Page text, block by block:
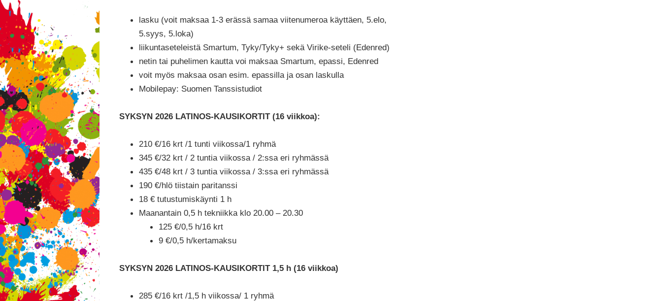
lasku (voit maksaa 1-3 erässä samaa viitenumeroa käyttäen, 5.elo,
5.syys, 5.loka)
liikuntaseteleistä Smartum, Tyky/Tyky+ sekä Virike-seteli (Edenred)
netin tai puhelimen kautta voi maksaa Smartum, epassi, Edenred
voit myös maksaa osan esim. epassilla ja osan laskulla
Mobilepay: Suomen Tanssistudiot
SYKSYN 2026 LATINOS-KAUSIKORTIT (16 viikkoa):
210 €/16 krt /1 tunti viikossa/1 ryhmä
345 €/32 krt / 2 tuntia viikossa / 2:ssa eri ryhmässä
435 €/48 krt / 3 tuntia viikossa / 3:ssa eri ryhmässä
190 €/hlö tiistain paritanssi
18 € tutustumiskäynti 1 h
Maanantain 0,5 h tekniikka klo 20.00 – 20.30
125 €/0,5 h/16 krt
9 €/0,5 h/kertamaksu
SYKSYN 2026 LATINOS-KAUSIKORTIT 1,5 h (16 viikkoa)
285 €/16 krt /1,5 h viikossa/ 1 ryhmä